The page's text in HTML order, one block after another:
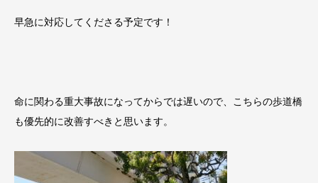
早急に対応してくださる予定です！
命に関わる重大事故になってからでは遅いので、こちらの歩道橋
も優先的に改善すべきと思います。